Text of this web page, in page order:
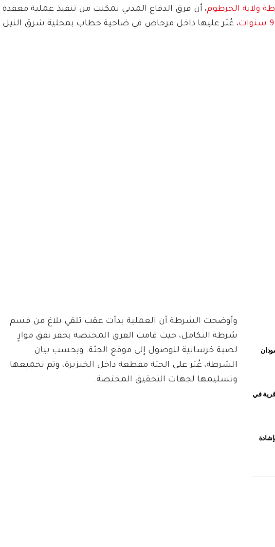
ولاية الخرطوم، أن فرق الدفاع المدني تمكنت من تنفيذ عملية معقدة
، عُثر عليها داخل مرحاض في ضاحية حطاب بمحلية شرق النيل.
في
وأوضحت الشرطة أن العملية بدأت عقب تلقي بلاغ من قسم
شرطة التكامل، حيث قامت الفرق المختصة بحفر نفق موازٍ
لصبة خرسانية للوصول إلى موقع الجثة. وبحسب بيان
الشرطة، عُثر على الجثة مقطعة داخل الخنزيرة، وتم تجميعها
وتسليمها لجهات التحقيق المختصة.